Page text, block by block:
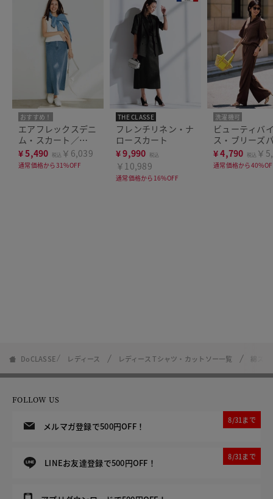
おすすめ！
エアフレックスデニ
ム・スカート／
88cm
¥5,490 税込 ￥6,039
通常価格から31%OFF
THE CLASSE
フレンチリネン・ナ
ロースカート
¥9,990 税込
￥10,989
通常価格から16%OFF
洗濯機可
ビューティバ
ス・ブリーズ
／70㎝
¥4,790 税込 ￥
通常価格から
DoCLASSE レディース レディース Tシャツ・カットソー一覧 綿ス
FOLLOW US
メルマガ登録で500円OFF！
8/31まで
LINEお友達登録で500円OFF！
8/31まで